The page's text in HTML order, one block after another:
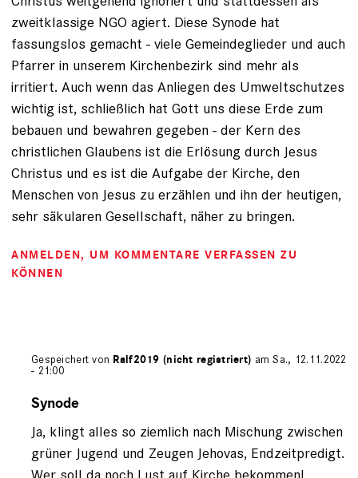
zweitklassige NGO agiert. Diese Synode hat
fassungslos gemacht - viele Gemeindeglieder und auch
Pfarrer in unserem Kirchenbezirk sind mehr als
irritiert. Auch wenn das Anliegen des Umweltschutzes
wichtig ist, schließlich hat Gott uns diese Erde zum
bebauen und bewahren gegeben - der Kern des
christlichen Glaubens ist die Erlösung durch Jesus
Christus und es ist die Aufgabe der Kirche, den
Menschen von Jesus zu erzählen und ihn der heutigen,
sehr säkularen Gesellschaft, näher zu bringen.
ANMELDEN, UM KOMMENTARE VERFASSEN ZU
KÖNNEN
Gespeichert von Ralf2019 (nicht registriert) am Sa., 12.11.2022
- 21:00
auf
von
Ralf
Göhrig
(nicht
Synode
Ja, klingt alles so ziemlich nach Mischung zwischen
grüner Jugend und Zeugen Jehovas, Endzeitpredigt.
Wer soll da noch Lust auf Kirche bekommenl